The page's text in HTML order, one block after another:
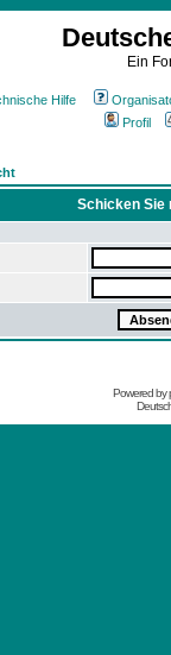
Ein
Hilfe
Profil
Schicken Sie
Powered by